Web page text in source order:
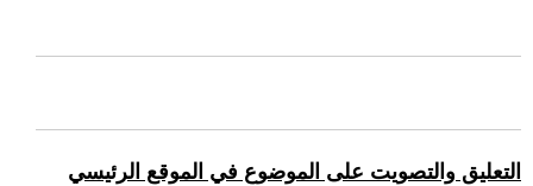
التعليق والتصويت على الموضوع في الموقع الرئيسي